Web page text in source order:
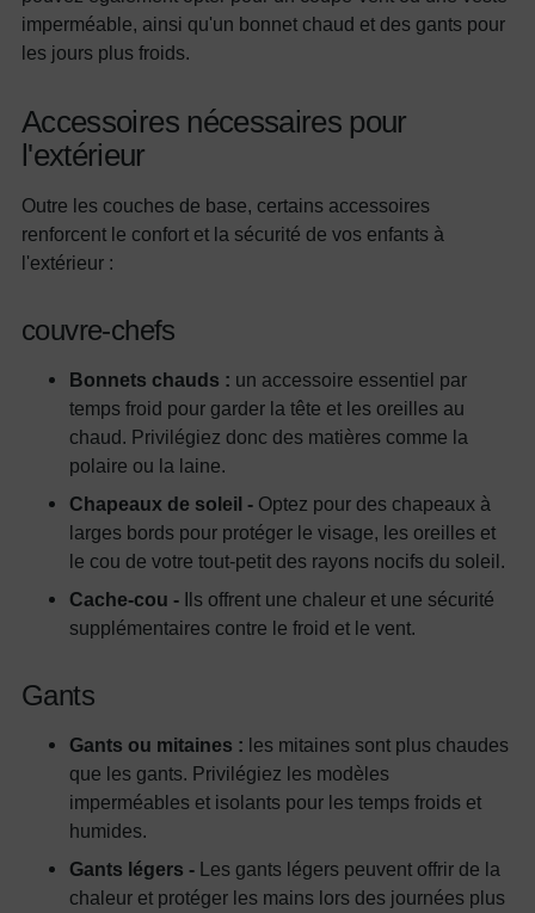
imperméable, ainsi qu'un bonnet chaud et des gants pour
les jours plus froids.
Accessoires nécessaires pour
l'extérieur
Outre les couches de base, certains accessoires
renforcent le confort et la sécurité de vos enfants à
l'extérieur :
couvre-chefs
Bonnets chauds : un accessoire essentiel par
temps froid pour garder la tête et les oreilles au
chaud. Privilégiez donc des matières comme la
polaire ou la laine.
Chapeaux de soleil - Optez pour des chapeaux à
larges bords pour protéger le visage, les oreilles et
le cou de votre tout-petit des rayons nocifs du soleil.
Cache-cou - Ils offrent une chaleur et une sécurité
supplémentaires contre le froid et le vent.
Gants
Gants ou mitaines : les mitaines sont plus chaudes
que les gants. Privilégiez les modèles
imperméables et isolants pour les temps froids et
humides.
Gants légers - Les gants légers peuvent offrir de la
chaleur et protéger les mains lors des journées plus